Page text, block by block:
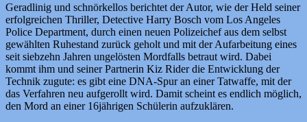
Geradlinig und schnörkellos berichtet der Autor, wie der Held seiner
erfolgreichen Thriller, Detective Harry Bosch vom Los Angeles
Police Department, durch einen neuen Polizeichef aus dem selbst
gewählten Ruhestand zurück geholt und mit der Aufarbeitung eines
seit siebzehn Jahren ungelösten Mordfalls betraut wird. Dabei
kommt ihm und seiner Partnerin Kiz Rider die Entwicklung der
Technik zugute: es gibt eine DNA-Spur an einer Tatwaffe, mit der
das Verfahren neu aufgerollt wird. Damit scheint es endlich möglich,
den Mord an einer 16jährigen Schülerin aufzuklären.